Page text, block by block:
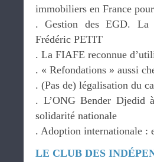
immobiliers en France
. Gestion des EGD. La
Frédéric PETIT
. La FIAFE reconnue
. « Refondations » aussi
. (Pas de) légalisation du
. L’ONG Bender Djedid
solidarité nationale
. Adoption internationale :
LE CLUB DES